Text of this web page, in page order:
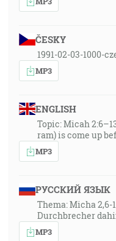
ČESKY
1991-02-03-1000-
MP3
ENGLISH
Topic: Micah
ram) is come up
MP3
РУССКИЙ ЯЗЫК
Thema: Micha
Durchbrecher
MP3